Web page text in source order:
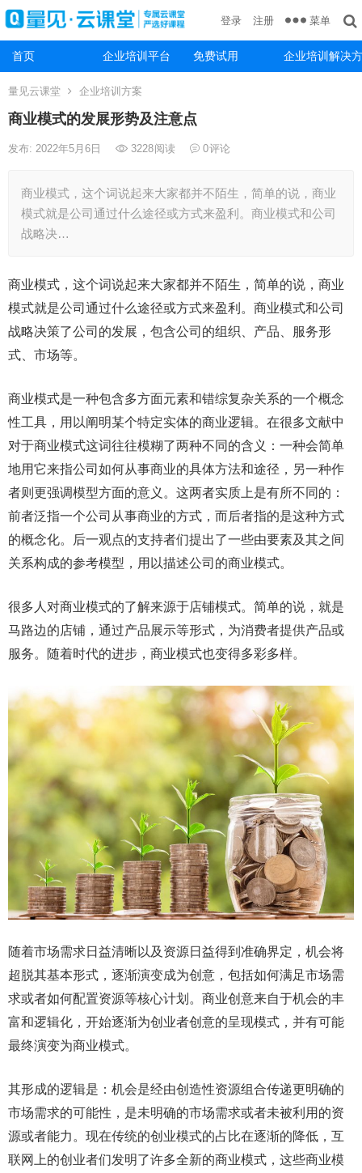
首页 企业培训平台 免费试用 企业培训解决
登录 注册 菜单
量见云课堂 企业培训方案
商业模式的发展形势及注意点
发布: 2022年5月6日 3228阅读 0评论
商业模式，这个词说起来大家都并不陌生，简单的说，商业
模式就是公司通过什么途径或方式来盈利。商业模式和公司
战略决…
商业模式，这个词说起来大家都并不陌生，简单的说，商业
模式就是公司通过什么途径或方式来盈利。商业模式和公司
战略决策了公司的发展，包含公司的组织、产品、服务形
式、市场等。
商业模式是一种包含多方面元素和错综复杂关系的一个概念
性工具，用以阐明某个特定实体的商业逻辑。在很多文献中
对于商业模式这词往往模糊了两种不同的含义：一种会简单
地用它来指公司如何从事商业的具体方法和途径，另一种作
者则更强调模型方面的意义。这两者实质上是有所不同的：
前者泛指一个公司从事商业的方式，而后者指的是这种方式
的概念化。后一观点的支持者们提出了一些由要素及其之间
关系构成的参考模型，用以描述公司的商业模式。
很多人对商业模式的了解来源于店铺模式。简单的说，就是
马路边的店铺，通过产品展示等形式，为消费者提供产品或
服务。随着时代的进步，商业模式也变得多彩多样。
随着市场需求日益清晰以及资源日益得到准确界定，机会将
超脱其基本形式，逐渐演变成为创意，包括如何满足市场需
求或者如何配置资源等核心计划。商业创意来自于机会的丰
富和逻辑化，开始逐渐为创业者创意的呈现模式，并有可能
最终演变为商业模式。
其形成的逻辑是：机会是经由创造性资源组合传递更明确的
市场需求的可能性，是未明确的市场需求或者未被利用的资
源或者能力。现在传统的创业模式的占比在逐渐的降低，互
联网上的创业者们发明了许多全新的商业模式，这些商业模